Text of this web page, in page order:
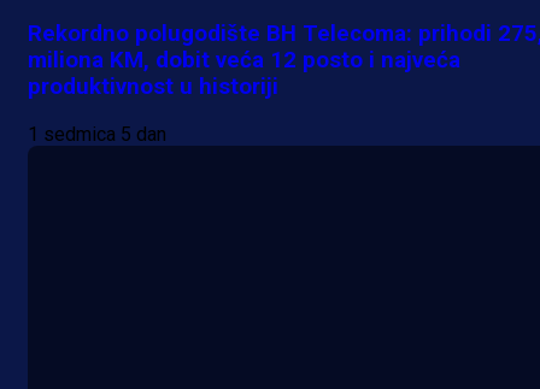
Rekordno polugodište BH Telecoma: prihodi
miliona KM, dobit veća 12 posto i najveća
produktivnost u historiji
1 sedmica 5 dan